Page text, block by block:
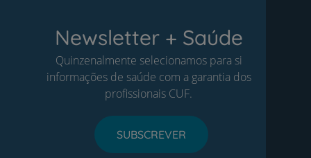
Newsletter + Saúde
Quinzenalmente selecionamos para si
informações de saúde com a garantia dos
profissionais CUF.
SUBSCREVER